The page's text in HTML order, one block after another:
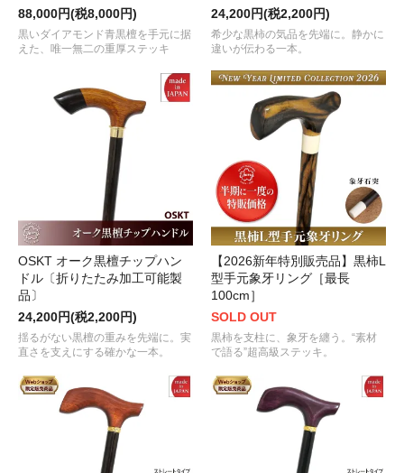
88,000円(税8,000円)
黒いダイアモンド青黒檀を手元に据
えた、唯一無二の重厚ステッキ
24,200円(税2,200円)
希少な黒柿の気品を先端に。静かに
違いが伝わる一本。
OSKT オーク黒檀チップハン
ドル〔折りたたみ加工可能製
品〕
24,200円(税2,200円)
揺るがない黒檀の重みを先端に。実
直さを支えにする確かな一本。
【2026新年特別販売品】黒柿L
型手元象牙リング［最長
100cm］
SOLD OUT
黒柿を支柱に、象牙を纏う。“素材
で語る”超高級ステッキ。